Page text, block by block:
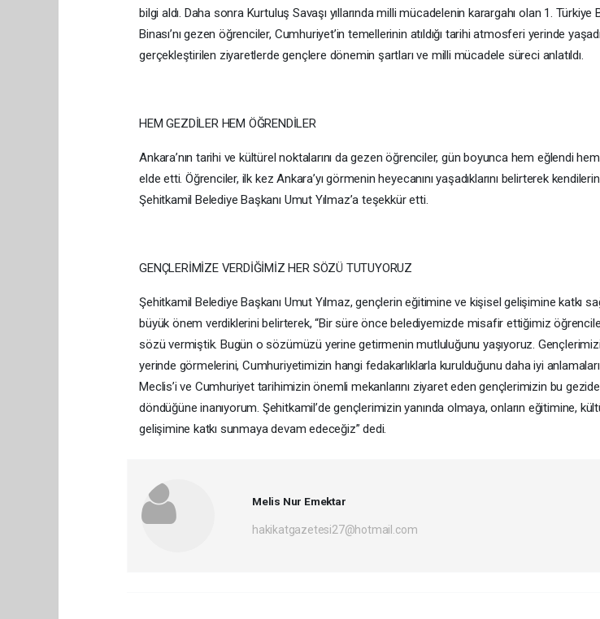
bilgi aldı. Daha sonra Kurtuluş Savaşı yıllarında milli mücadelenin karargahı olan 1. Türkiye
Binası’nı gezen öğrenciler, Cumhuriyet’in temellerinin atıldığı tarihi atmosferi yerinde
gerçekleştirilen ziyaretlerde gençlere dönemin şartları ve milli mücadele süreci anlatıldı.
HEM GEZDİLER HEM ÖĞRENDİLER
Ankara’nın tarihi ve kültürel noktalarını da gezen öğrenciler, gün boyunca hem eğlendi
elde etti. Öğrenciler, ilk kez Ankara’yı görmenin heyecanını yaşadıklarını belirterek
Şehitkamil Belediye Başkanı Umut Yılmaz’a teşekkür etti.
GENÇLERİMİZE VERDİĞİMİZ HER SÖZÜ TUTUYORUZ
Şehitkamil Belediye Başkanı Umut Yılmaz, gençlerin eğitimine ve kişisel gelişimine katkı
büyük önem verdiklerini belirterek, “Bir süre önce belediyemizde misafir ettiğimiz
sözü vermiştik. Bugün o sözümüzü yerine getirmenin mutluluğunu yaşıyoruz.
yerinde görmelerini, Cumhuriyetimizin hangi fedakarlıklarla kurulduğunu daha iyi
Meclis’i ve Cumhuriyet tarihimizin önemli mekanlarını ziyaret eden gençlerimizin bu
döndüğüne inanıyorum. Şehitkamil’de gençlerimizin yanında olmaya, onların eğitimine,
gelişimine katkı sunmaya devam edeceğiz” dedi.
Melis Nur Emektar
hakikatgazetesi27@hotmail.com